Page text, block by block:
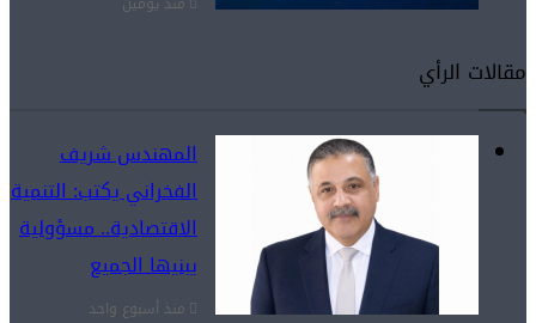
مقالات الرأي
المهندس شريف
الفخراني يكتب: التنمية
الاقتصادية.. مسؤولية
يبنيها الجميع
منذ أسبوع واحد